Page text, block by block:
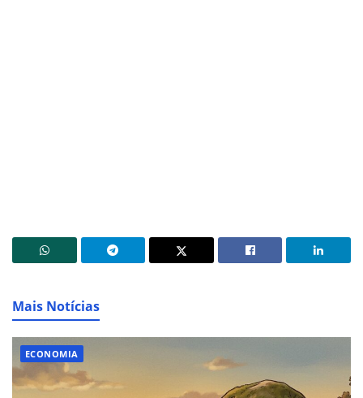
Mais Notícias
ECONOMIA